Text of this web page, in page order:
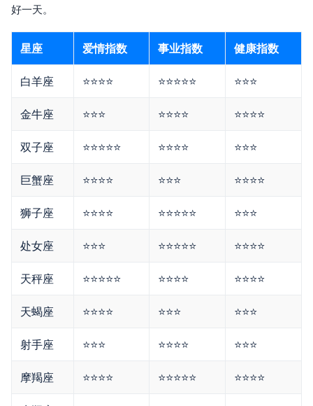
好一天。
星座 爱情指数 事业指数 健康指数
白羊座 ⭐⭐⭐⭐ ⭐⭐⭐⭐⭐ ⭐⭐⭐
金牛座 ⭐⭐⭐ ⭐⭐⭐⭐ ⭐⭐⭐⭐
双子座 ⭐⭐⭐⭐⭐ ⭐⭐⭐⭐ ⭐⭐⭐
巨蟹座 ⭐⭐⭐⭐ ⭐⭐⭐ ⭐⭐⭐⭐
狮子座 ⭐⭐⭐⭐ ⭐⭐⭐⭐⭐ ⭐⭐⭐
处女座 ⭐⭐⭐ ⭐⭐⭐⭐⭐ ⭐⭐⭐⭐
天秤座 ⭐⭐⭐⭐⭐ ⭐⭐⭐⭐ ⭐⭐⭐⭐
天蝎座 ⭐⭐⭐⭐ ⭐⭐⭐ ⭐⭐⭐
射手座 ⭐⭐⭐ ⭐⭐⭐⭐ ⭐⭐⭐
摩羯座 ⭐⭐⭐⭐ ⭐⭐⭐⭐⭐ ⭐⭐⭐⭐